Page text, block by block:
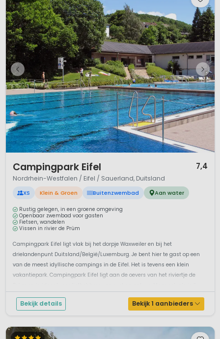
Campingpark Eifel 7,4
Nordrhein-Westfalen / Eifel / Sauerland, Duitsland
XS Klein & Groen Buitenzwembad Aan water
Rustig gelegen, in een groene omgeving
Openbaar zwembad voor gasten
Fietsen, wandelen
Vissen in rivier de Prüm
Campingpark Eifel ligt vlak bij het dorpje Waxweiler en bij het
drielandenpunt Duitsland/België/Luxemburg. Je bent hier te gast op een
van de meest idyllische campings in de Eifel. Het is tevens een klein
vakantiepark. Campingpark Eifel ligt aan de oevers van het riviertje de
Bekijk details Bekijk 1 aanbieders